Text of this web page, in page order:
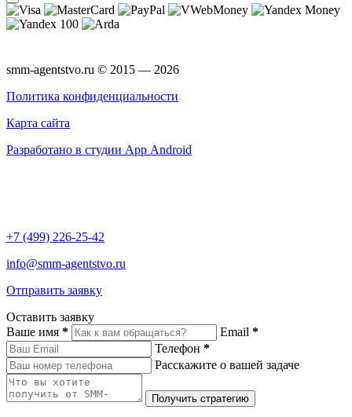
smm-agentstvo.ru © 2015 — 2026
Политика конфиденциальности
Карта сайта
Разработано в студии App Android
+7 (499) 226-25-42
info@smm-agentstvo.ru
Отправить заявку
Оставить заявку
Ваше имя * Email *
Телефон *
Расскажите о вашей задаче